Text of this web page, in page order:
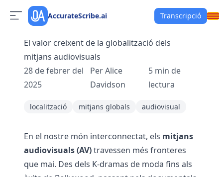
AccurateScribe.ai Transcripció
El valor creixent de la globalització dels
mitjans audiovisuals
28 de febrer del
2025
Per Alice
Davidson
5 min de
lectura
localització mitjans globals audiovisual
En el nostre món interconnectat, els mitjans
audiovisuals (AV)travessen més fronteres
que mai. Des dels K-dramas de moda fins als